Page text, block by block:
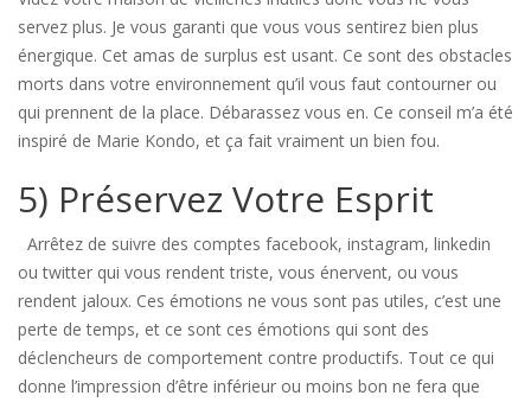
servez plus. Je vous garanti que vous vous sentirez bien plus
énergique. Cet amas de surplus est usant. Ce sont des obstacles
morts dans votre environnement qu’il vous faut contourner ou
qui prennent de la place. Débarassez vous en. Ce conseil m’a été
inspiré de Marie Kondo, et ça fait vraiment un bien fou.
5) Préservez Votre Esprit
Arrêtez de suivre des comptes facebook, instagram, linkedin
ou twitter qui vous rendent triste, vous énervent, ou vous
rendent jaloux. Ces émotions ne vous sont pas utiles, c’est une
perte de temps, et ce sont ces émotions qui sont des
déclencheurs de comportement contre productifs. Tout ce qui
donne l’impression d’être inférieur ou moins bon ne fera que